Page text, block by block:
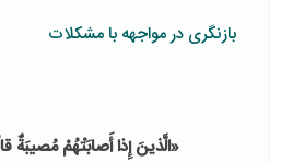
بازنگری در مواجهه با مشکلات
«الَّذينَ إِذا أَصابَتْهُمْ مُصيبَةٌ